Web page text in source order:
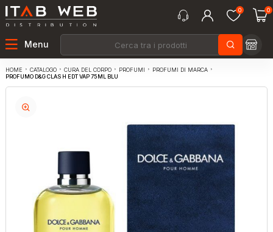
0 0
Menu
HOME CATALOGO CURA DEL CORPO PROFUMI
PROFUMI DI MARCA
PROFUMO D&G CLAS H EDT VAP 75ML BLU